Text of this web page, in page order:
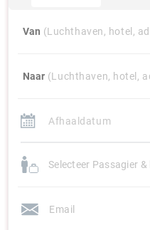
Van (Luchthaven, hotel,
Naar (Luchthaven, hotel,
Selecteer Passagier